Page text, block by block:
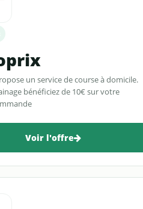
un service de course à domicile.
bénéficiez de 10€ sur votre
Voir l'offre